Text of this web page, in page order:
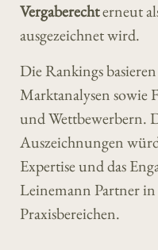
Vergaberechterneut
ausgezeichnet wird.
Die Rankings
Marktanalysen sowie
und Wettbewerbern.
Auszeichnungen
Expertise und das
Leinemann Partner
Praxisbereichen.